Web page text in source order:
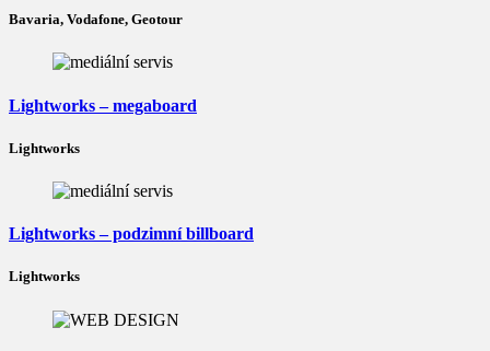
Bavaria, Vodafone, Geotour
Lightworks – megaboard
Lightworks
Lightworks – podzimní billboard
Lightworks